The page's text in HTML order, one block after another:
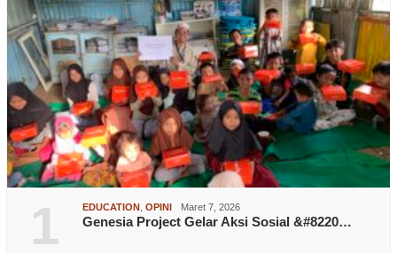
1 EDUCATION OPINI Maret 7, 2026
Genesia Project Gelar Aksi Sosial &#8220…